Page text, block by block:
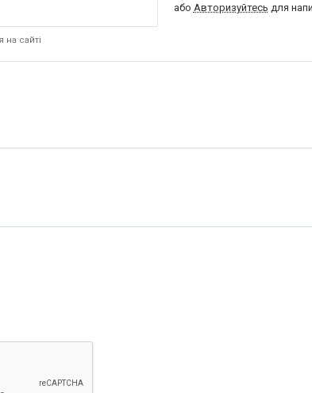
сайті
або Авторизуйтесь для